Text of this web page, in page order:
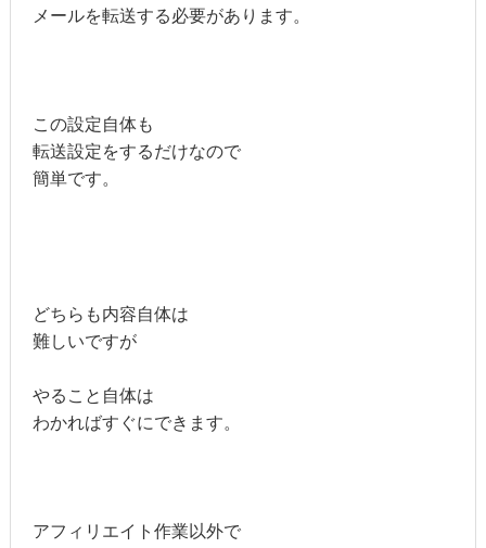
メールを転送する必要があります。
この設定自体も
転送設定をするだけなので
簡単です。
どちらも内容自体は
難しいですが
やること自体は
わかればすぐにできます。
アフィリエイト作業以外で